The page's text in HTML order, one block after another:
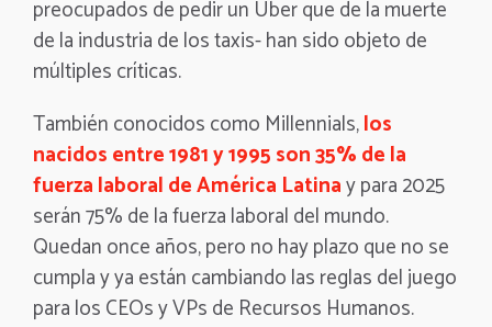
preocupados de pedir un Uber que de la muerte
de la industria de los taxis- han sido objeto de
múltiples críticas.
También conocidos como Millennials,los
nacidos entre 1981 y 1995 son 35% de la
fuerza laboral de América Latinay para 2025
serán 75% de la fuerza laboral del mundo.
Quedan once años, pero no hay plazo que no se
cumpla y ya están cambiando las reglas del juego
para los CEOs y VPs de Recursos Humanos.